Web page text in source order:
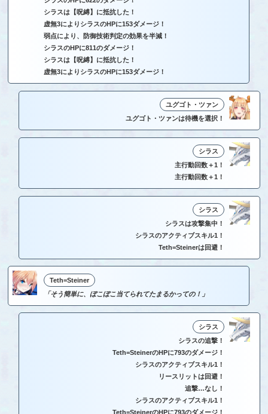
シラスは【呪縛】に抵抗した！
虚無3によりシラスのHPに153ダメージ！
弱点により、防御技術判定の効果を半減！
シラスのHPに811のダメージ！
シラスは【呪縛】に抵抗した！
虚無3によりシラスのHPに153ダメージ！
ユグゴト・ツァン
ユグゴト・ツァンは待機を選択！
シラス
主行動回数＋1！
主行動回数＋1！
シラス
シラスは攻撃集中！
シラスのアクティブスキル1！
Teth=Steinerは回避！
Teth=Steiner
「そう簡単に、ぼこぼこ当てられてたまるかっての！」
シラス
シラスの追撃！
Teth=SteinerのHPに793のダメージ！
シラスのアクティブスキル1！
リースリットは回避！
追撃…なし！
シラスのアクティブスキル1！
Teth=SteinerのHPに793のダメージ！